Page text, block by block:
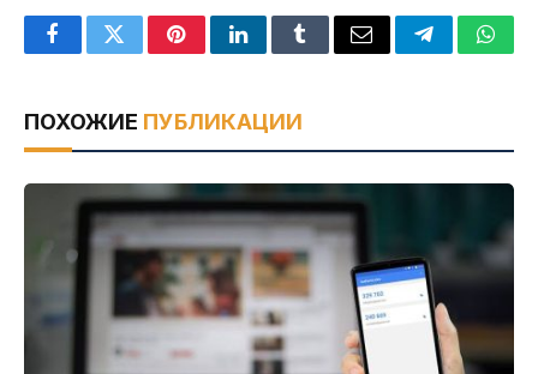
FacebookTwitterPinterestLinkedInTumblrEmail Telegram
ПОХОЖИЕ ПУБЛИКАЦИИ